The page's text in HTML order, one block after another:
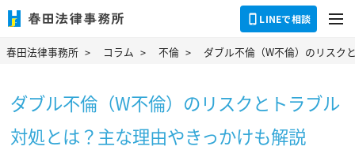
LINEで相談 dehaze
春田法律事務所 コラム 不倫 ダブル不倫（W不倫）のリスク
ダブル不倫（W不倫）のリスクとトラブル
対処とは？主な理由やきっかけも解説